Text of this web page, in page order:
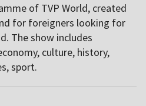
of TVP World, created
for foreigners looking for
The show includes
culture, history,
sport.